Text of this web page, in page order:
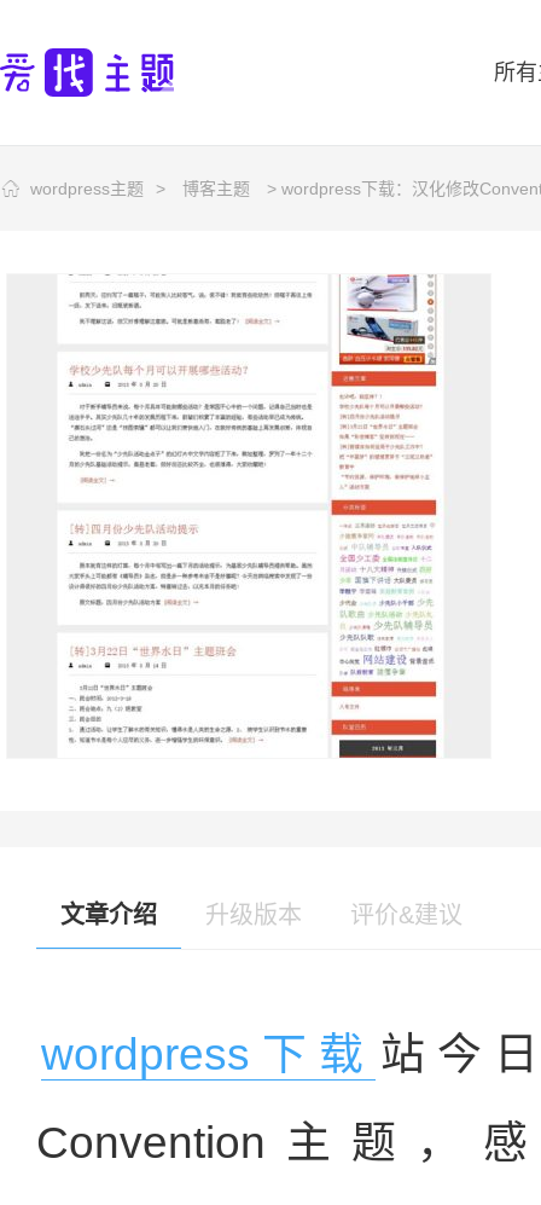
所
wordpress主题 > 博客主题 > wordpress下载：汉化修改
文章介绍 升级版本 评价&建议
wordpress下载 站今
Convention主题，